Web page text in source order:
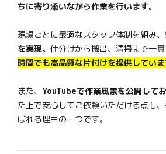
ちに寄り添いながら作業を行います。
現場ごとに最適なスタッフ体制を組み、
を実現。 仕分けから搬出、清掃まで一貫
時間でも高品質な片付けを提供していま
また、 YouTubeで作業風景を公開して
た上で安心してご依頼いただける点も
ばれる理由の一つです。